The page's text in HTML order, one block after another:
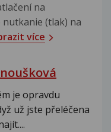
na
nutkanie (tlak) na
více
je opravdu
už jste přeléčena